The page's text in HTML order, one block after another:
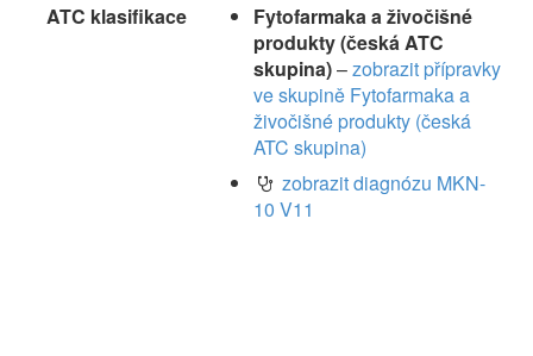
ATC klasifikace
Fytofarmaka a živočišné
produkty (česká ATC
skupina)–zobrazit přípravky
ve skupině Fytofarmaka a
živočišné produkty (česká
ATC skupina)
zobrazit diagnózu MKN-
10 V11